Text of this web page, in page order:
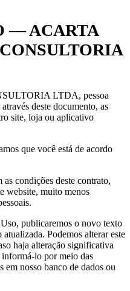
— ACARTA
LTDA, pessoa
deste documento, as
site, loja ou aplicativo
que você está de acordo
condições deste contrato,
website, muito menos
publicaremos o novo texto
Podemos alterar este
haja alteração significativa
informá-lo por meio das
em nosso banco de dados ou